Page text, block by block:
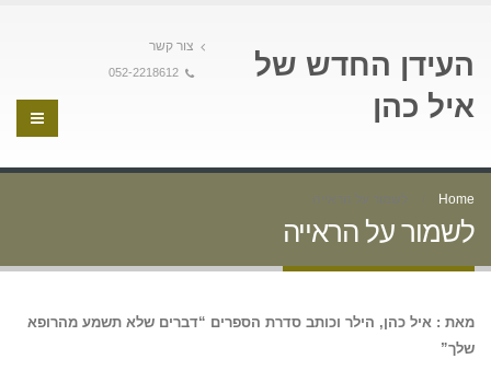
העידן החדש של
איל כהן
צור קשר
052-2218612
Home לשמור על הראייה
לשמור על הראייה
מאת : איל כהן, הילר וכותב סדרת הספרים “דברים שלא תשמע מהרופא
שלך”